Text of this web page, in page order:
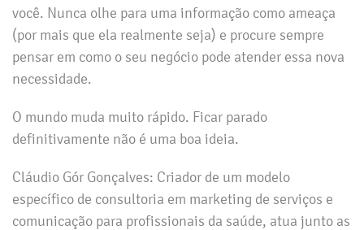
você. Nunca olhe para uma informação como ameaça
(por mais que ela realmente seja) e procure sempre
pensar em como o seu negócio pode atender essa nova
necessidade.
O mundo muda muito rápido. Ficar parado
definitivamente não é uma boa ideia.
Cláudio Gór Gonçalves: Criador de um modelo
específico de consultoria em marketing de serviços e
comunicação para profissionais da saúde, atua junto as